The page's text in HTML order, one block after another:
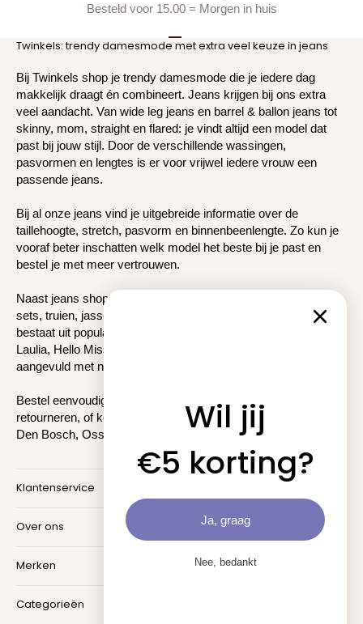
Besteld voor 15.00 = Morgen in huis
Naar artikel 1
Naar artikel 2
Naar artikel 3
Twinkels: trendy damesmode met extra veel keuze in jeans
Bij Twinkels shop je trendy damesmode die je iedere dag
makkelijk draagt én combineert. Jeans krijgen bij ons extra
veel aandacht. Van wide leg jeans en barrel & ballon jeans tot
skinny, mom, straight en flared: je vindt altijd een model dat
past bij jouw stijl. Door de verschillende wassingen,
pasvormen en lengtes is er voor vrijwel iedere vrouw een
passende jeans.
Bij al onze jeans vind je uitgebreide informatie over de
taillehoogte, stretch, pasvorm en binnenbeenlengte. Zo kun je
vooraf beter inschatten welk model het beste bij je past en
bestel je met meer vertrouwen.
Naast jeans shop je bij Twinkels ook
sets, truien, jassen, jurken en schoenen. Onze collectie
bestaat uit populaire merken zoals Goodies, Queen Hearts,
Laulia, Hello Miss, Folyrose en ZAC & ZOE en wordt wekelijks
aangevuld met nieuwe trends en nieuwe modellen.
Bestel eenvoudig online met snelle verzending en
retourneren, of kom passen en shoppen in onze
Den Bosch, Oss en Uden
Klantenservice
Over ons
Merken
Categorieën
Wil jij
€5 korting?
Ja, graag
Nee, bedankt